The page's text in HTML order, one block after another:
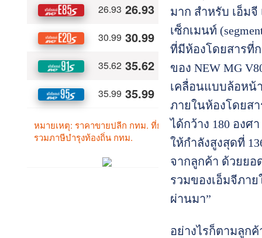
มาก สำหรับ เอ็มจี
เซ็กเมนท์
ที่มีห้องโดยสารที่
ของ NEW MG
เคลื่อนแบบล้อหน้
ภายในห้องโดยส
ได้กว้าง 180 อง
ให้กำลังสูงสุดที่
จากลูกค้า ด้วยยอ
รวมของเอ็มจีภา
ผ่านมา”
อย่างไรก็ตามลูก